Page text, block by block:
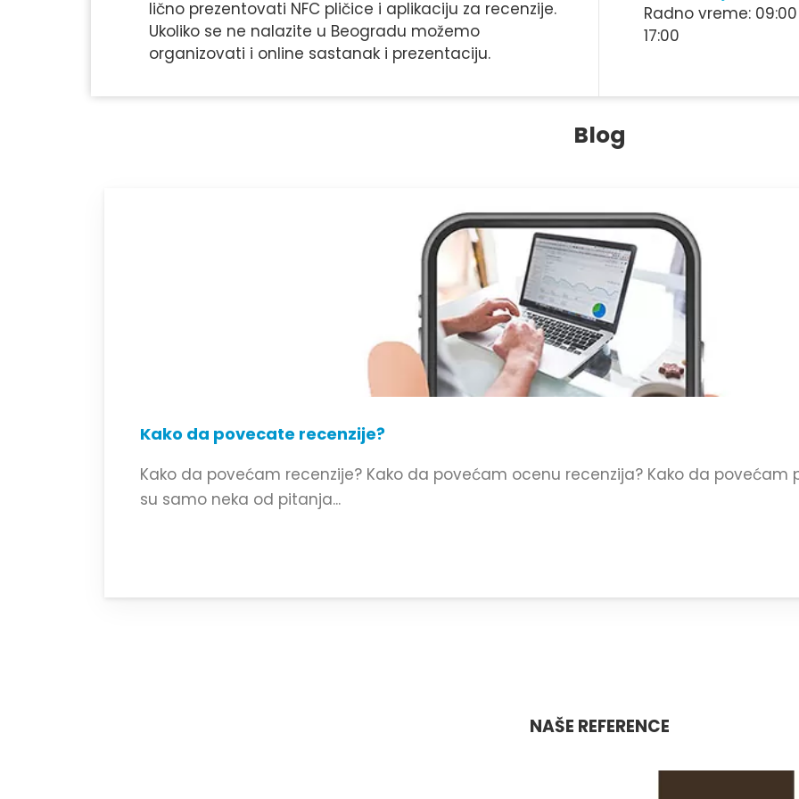
lično prezentovati NFC pličice i aplikaciju za recenzije.
Ukoliko se ne nalazite u Beogradu možemo
organizovati i online sastanak i prezentaciju.
Radno vreme:
17:00
Blog
Kako da povecate recenzije?
Kako da povećam recenzije? Kako da povećam ocenu recenzija? Kako da povećam
su samo neka od pitanja...
NAŠE REFERENCE